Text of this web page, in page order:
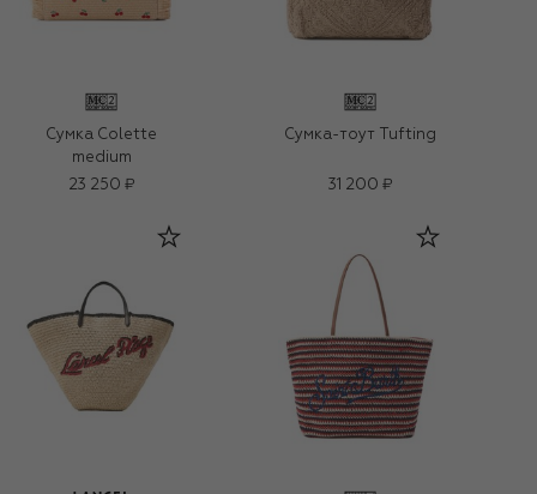
Сумка Colette
medium
23 250 ₽
Сумка-тоут Tufting
31 200 ₽